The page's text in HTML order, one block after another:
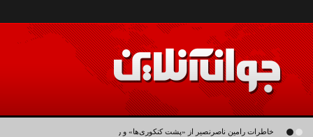
خاطرات رامین ناصرنصیر از «پشت‌ کنکوری‌ها» و رضا داوودنژاد: رضا کودک درون فعالی